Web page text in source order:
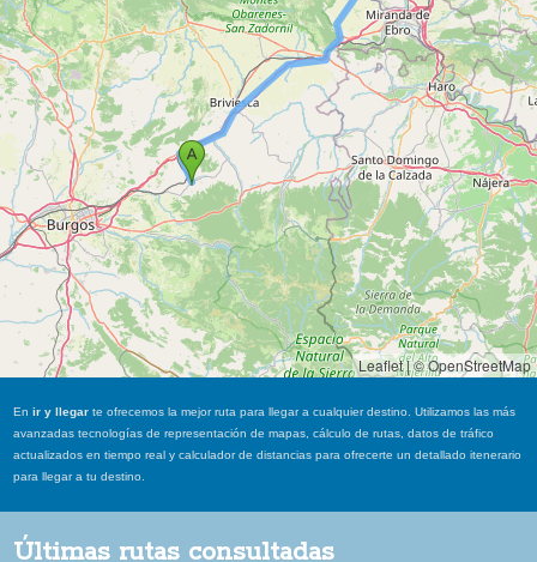
Leaflet|© OpenStreetMap
Enir y llegar te ofrecemos la mejor ruta para llegar a cualquier destino. Utilizamos las más
avanzadas tecnologías de representación de mapas, cálculo de rutas, datos de tráfico
actualizados en tiempo real y calculador de distancias para ofrecerte un detallado itenerario
para llegar a tu destino.
Últimas rutas consultadas